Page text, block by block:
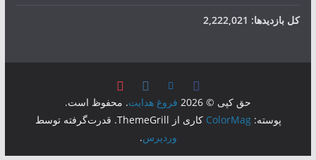
کل بازدیدها: 2,222,021
حق کپی © 2026 فروغ هدایت. محفوظ است.
پوسته:ColorMag کاری از ThemeGrill. قدرت‌گرفته توسط
وردپرس.